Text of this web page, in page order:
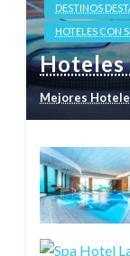
DESTINOS
HOTELES CON
Hoteles
Mejores